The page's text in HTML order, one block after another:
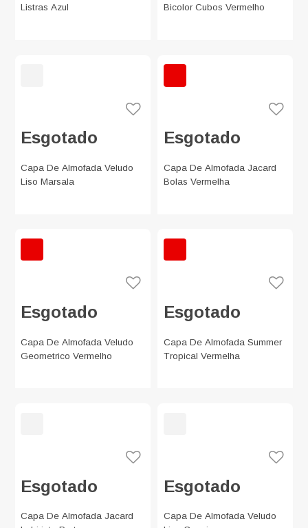
Listras Azul
Bicolor Cubos Vermelho
Esgotado
Capa De Almofada Veludo
Liso Marsala
Esgotado
Capa De Almofada Jacard
Bolas Vermelha
Esgotado
Capa De Almofada Veludo
Geometrico Vermelho
Esgotado
Capa De Almofada Summer
Tropical Vermelha
Esgotado
Capa De Almofada Jacard
Esgotado
Capa De Almofada Veludo